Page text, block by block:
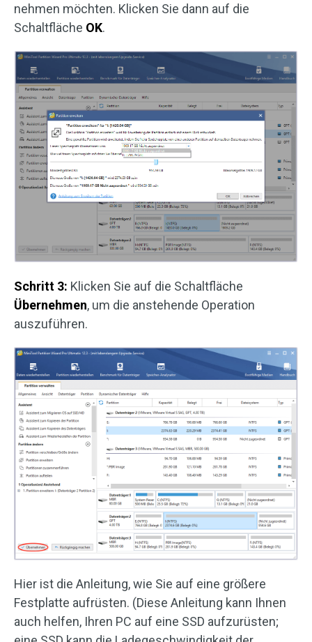
nehmen möchten. Klicken Sie dann auf die
Schaltfläche OK.
Schritt 3: Klicken Sie auf die Schaltfläche
Übernehmen, um die anstehende Operation
auszuführen.
Hier ist die Anleitung, wie Sie auf eine größere
Festplatte aufrüsten. (Diese Anleitung kann Ihnen
auch helfen, Ihren PC auf eine SSD aufzurüsten;